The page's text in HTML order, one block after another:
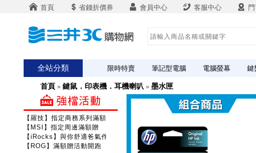
首頁 省錢折價券 會員中心 客服中心
全站分類 限時特賣 筆記型電腦 電腦螢幕 鍵
首頁 » 鍵鼠．印表機．耳機喇叭 » 墨水匣
【羅技】指定商務系列滿額送咖啡
【MSI】指定周邊滿額贈
【iRocks】與你舒適爸氣作戰!
【ROG】滿額贈活動開跑